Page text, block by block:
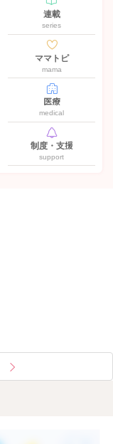
連載
series
ママトピ
mama
医療
medical
制度・支援
support